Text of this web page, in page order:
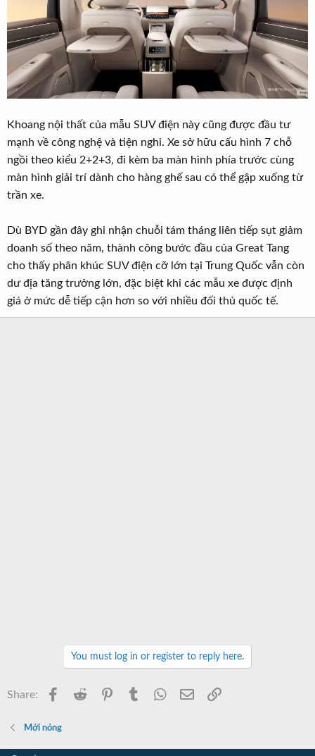
Khoang nội thất của mẫu SUV điện này cũng được đầu tư
mạnh về công nghệ và tiện nghi. Xe sở hữu cấu hình 7 chỗ
ngồi theo kiểu 2+2+3, đi kèm ba màn hình phía trước cùng
màn hình giải trí dành cho hàng ghế sau có thể gập xuống từ
trần xe.
Dù BYD gần đây ghi nhận chuỗi tám tháng liên tiếp sụt giảm
doanh số theo năm, thành công bước đầu của Great Tang
cho thấy phân khúc SUV điện cỡ lớn tại Trung Quốc vẫn còn
dư địa tăng trưởng lớn, đặc biệt khi các mẫu xe được định
giá ở mức dễ tiếp cận hơn so với nhiều đối thủ quốc tế.
You must log in or register to reply here.
Share: Facebook
Reddit PinterestTumblr WhatsApp
Email
Mới nóng